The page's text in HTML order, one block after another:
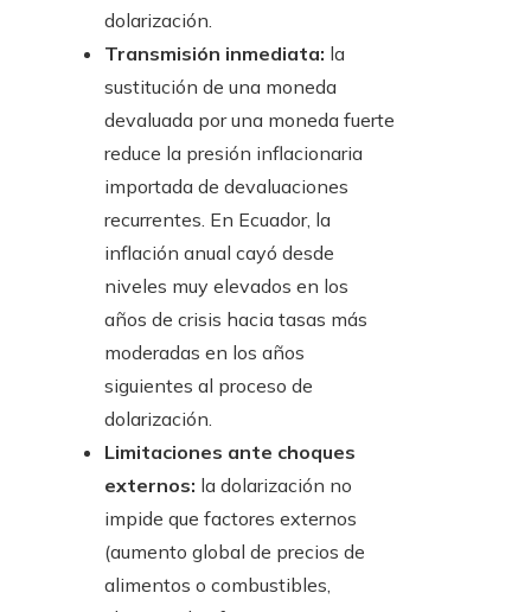
dolarización.
Transmisión inmediata: la
sustitución de una moneda
devaluada por una moneda fuerte
reduce la presión inflacionaria
importada de devaluaciones
recurrentes. En Ecuador, la
inflación anual cayó desde
niveles muy elevados en los
años de crisis hacia tasas más
moderadas en los años
siguientes al proceso de
dolarización.
Limitaciones ante choques
externos: la dolarización no
impide que factores externos
(aumento global de precios de
alimentos o combustibles,